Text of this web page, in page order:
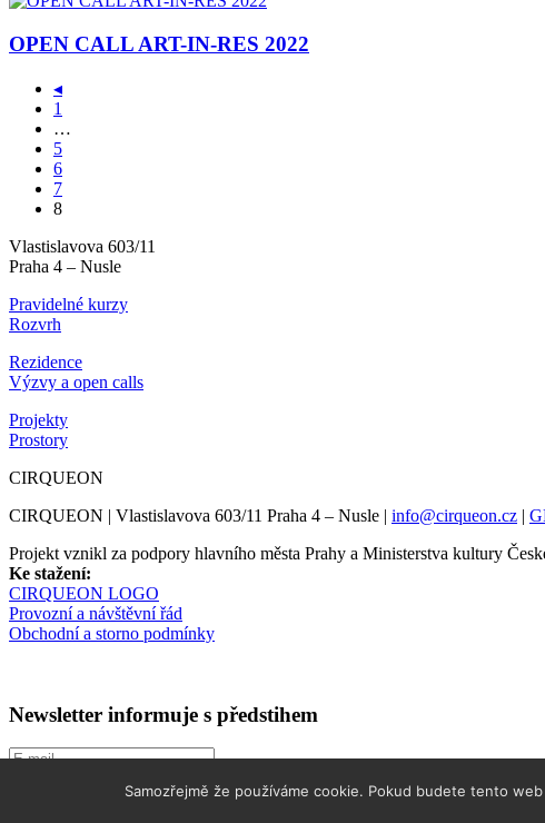
OPEN CALL ART-IN-RES 2022
◂
1
…
5
6
7
8
Vlastislavova 603/11
Praha 4 – Nusle
Pravidelné kurzy
Rozvrh
Rezidence
Výzvy a open calls
Projekty
Prostory
CIRQUEON
CIRQUEON | Vlastislavova 603/11 Praha 4 – Nusle | info@cirqueon.cz |
Projekt vznikl za podpory hlavního města Prahy a Ministerstva kultury
Ke stažení:
CIRQUEON LOGO
Provozní a návštěvní řád
Obchodní a storno podmínky
Newsletter informuje s předstihem
Jsem obeznámen/a se Zpracováním osobních údajů
Samozřejmě že používáme cookie. Pokud budete tento